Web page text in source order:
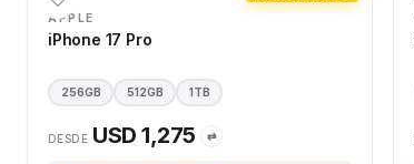
APPLE
iPhone 17 Pro
256GB 512GB 1TB
DESDE USD 1,275 ⇄